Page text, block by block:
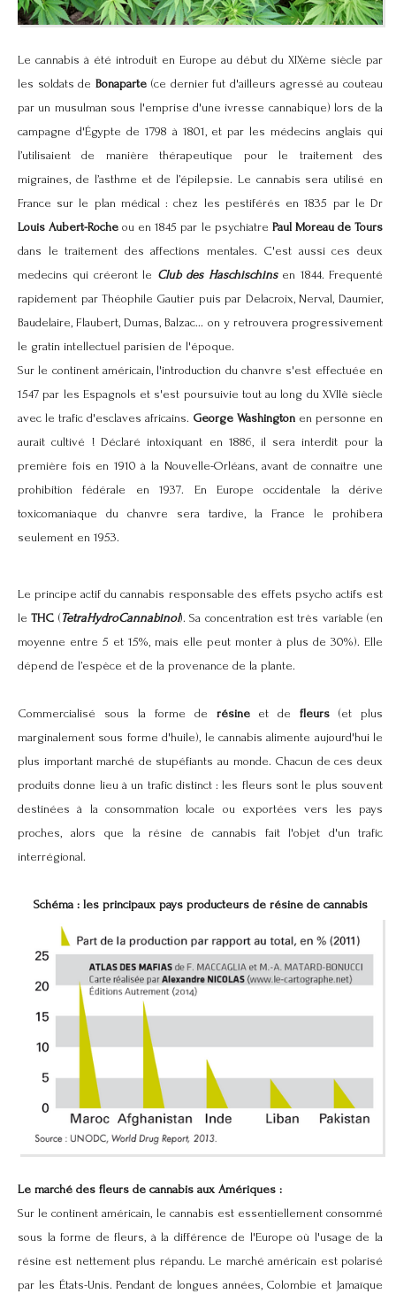
Le cannabis à été introduit en Europe au début du XIXème siècle par
les soldats deBonaparte (ce dernier fut d'ailleurs agressé au couteau
par un musulman sous l'emprise d'une ivresse cannabique) lors de la
campagne d'Égypte de 1798 à 1801, et par les médecins anglais qui
l’utilisaient de manière thérapeutique pour le traitement des
migraines, de l’asthme et de l’épilepsie. Le cannabis sera utilisé en
France sur le plan médical : chez les pestiférés en 1835 par le Dr
Louis Aubert-Roche ou en 1845 par le psychiatre Paul Moreau de Tours
dans le traitement des affections mentales. C'est aussi ces deux
medecins qui créeront le Club des Haschischinsen 1844. Frequenté
rapidement par Théophile Gautier puis par Delacroix, Nerval, Daumier,
Baudelaire, Flaubert, Dumas, Balzac... on y retrouvera progressivement
le gratin intellectuel parisien de l'époque.
Sur le continent américain, l'introduction du chanvre s'est effectuée en
1547 par les Espagnols et s'est poursuivie tout au long du XVIIè siècle
avec le trafic d'esclaves africains. George Washingtonen personne en
aurait cultivé ! Déclaré intoxiquant en 1886, il sera interdit pour la
première fois en 1910 à la Nouvelle-Orléans, avant de connaître une
prohibition fédérale en 1937. En Europe occidentale la dérive
toxicomaniaque du chanvre sera tardive, la France le prohibera
seulement en 1953.
Le principe actif du cannabis responsable des effets psycho actifs est
leTHC (TetraHydroCannabinol). Sa concentration est très variable (en
moyenne entre 5 et 15%, mais elle peut monter à plus de 30%). Elle
dépend de l’espèce et de la provenance de la plante.
Commercialisé sous la forme de résineet defleurs(et plus
marginalement sous forme d'huile), le cannabis alimente aujourd'hui le
plus important marché de stupéfiants au monde. Chacun de ces deux
produits donne lieu à un trafic distinct : les fleurs sont le plus souvent
destinées à la consommation locale ou exportées vers les pays
proches, alors que la résine de cannabis fait l'objet d'un trafic
interrégional.
Schéma : les principaux pays producteurs de résine de cannabis
Le marché des fleurs de cannabis aux Amériques :
Sur le continent américain, le cannabis est essentiellement consommé
sous la forme de fleurs, à la différence de l'Europe où l'usage de la
résine est nettement plus répandu. Le marché américain est polarisé
par les États-Unis. Pendant de longues années, Colombie et Jamaïque